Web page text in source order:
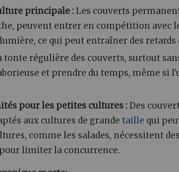
principale :Les couverts
peuvent entrer en compétition avec
ce qui peut entraîner des retards
tonte régulière des couverts, surtout
et prendre du temps, même si
pour les petites cultures :Des
aux cultures de grande taille qui
comme les salades, nécessitent
limiter la concurrence.